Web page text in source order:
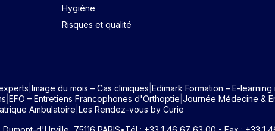
Hygiène
Risques et qualité
Image du mois – Cas cliniques Edimark Formation – E-learning
EFO – Entretiens Francophones d'Orthoptie Journée Médecine &
Ambulatoire Les Rendez-vous by Curie